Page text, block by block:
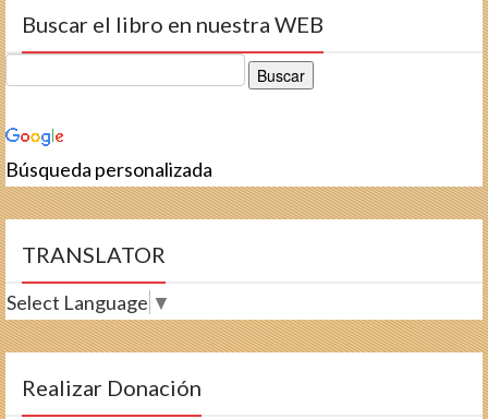
Buscar el libro en nuestra WEB
Búsqueda personalizada
TRANSLATOR
Select Language ▼
Realizar Donación